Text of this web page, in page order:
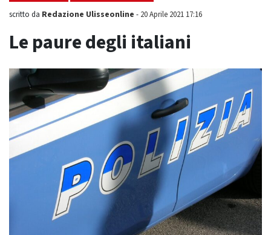
scritto da Redazione Ulisseonline - 20 Aprile 2021 17:16
Le paure degli italiani